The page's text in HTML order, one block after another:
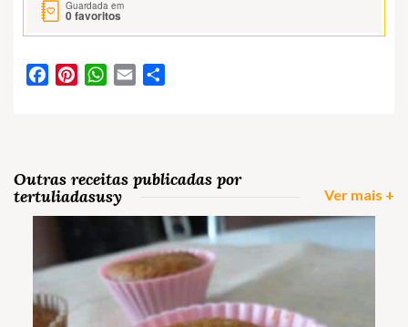
Guardada em
0favoritos
FacebookPinterestWhatsApp
Email
Outras receitas publicadas por
tertuliadasusy
Ver mais +